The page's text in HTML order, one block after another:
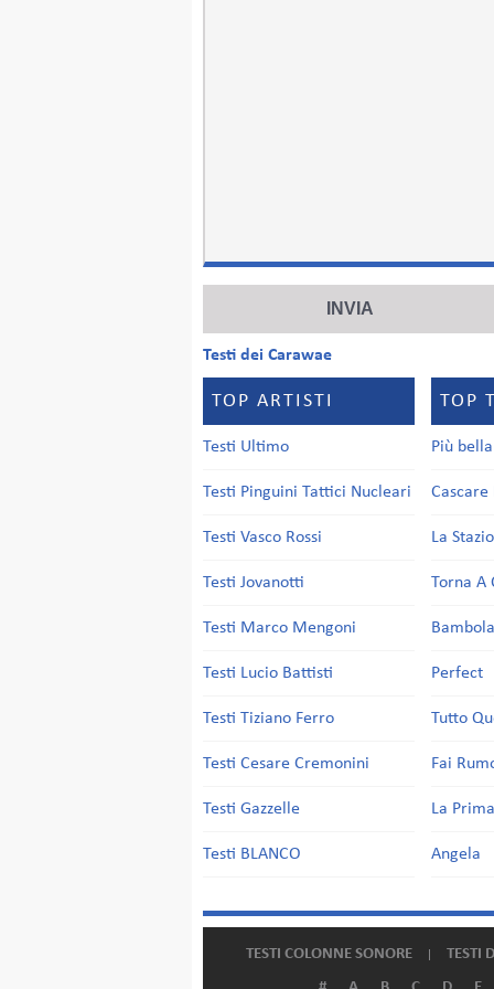
Testi dei Carawae
TOP ARTISTI
Testi Ultimo
Testi Pinguini Tattici Nucleari
Testi Vasco Rossi
Testi Jovanotti
Testi Marco Mengoni
Testi Lucio Battisti
Testi Tiziano Ferro
Testi Cesare Cremonini
Testi Gazzelle
Testi BLANCO
TOP
Più
Cascare
La
Torna A
Bambola
Perfect
Tutto
Fai
La
Angela
TESTI COLONNE SONORE TESTI